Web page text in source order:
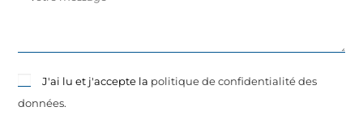
J'ai lu et j'accepte la politique de confidentialité des
données.